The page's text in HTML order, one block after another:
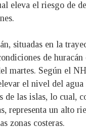
eleva el riesgo de
situadas en la
de
martes. Según el
el nivel del agua
de las islas, lo cual,
representa un alto
zonas costeras.